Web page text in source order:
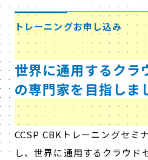
トレーニングお申し込み
世界に通用するクラ
の専門家を目指しま
CCSP CBKトレーニングセミ
し、世界に通用するクラウド